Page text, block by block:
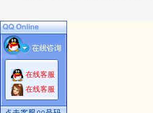
在线客服
在线客服